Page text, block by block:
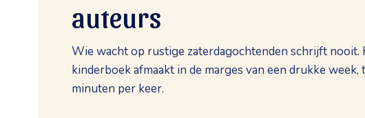
auteurs
Wie wacht op rustige zaterdagochtenden schrijft nooit.
kinderboek afmaakt in de marges van een drukke
minuten per keer.